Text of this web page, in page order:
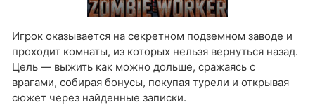
Игрок оказывается на секретном подземном заводе и
проходит комнаты, из которых нельзя вернуться назад.
Цель — выжить как можно дольше, сражаясь с
врагами, собирая бонусы, покупая турели и открывая
сюжет через найденные записки.